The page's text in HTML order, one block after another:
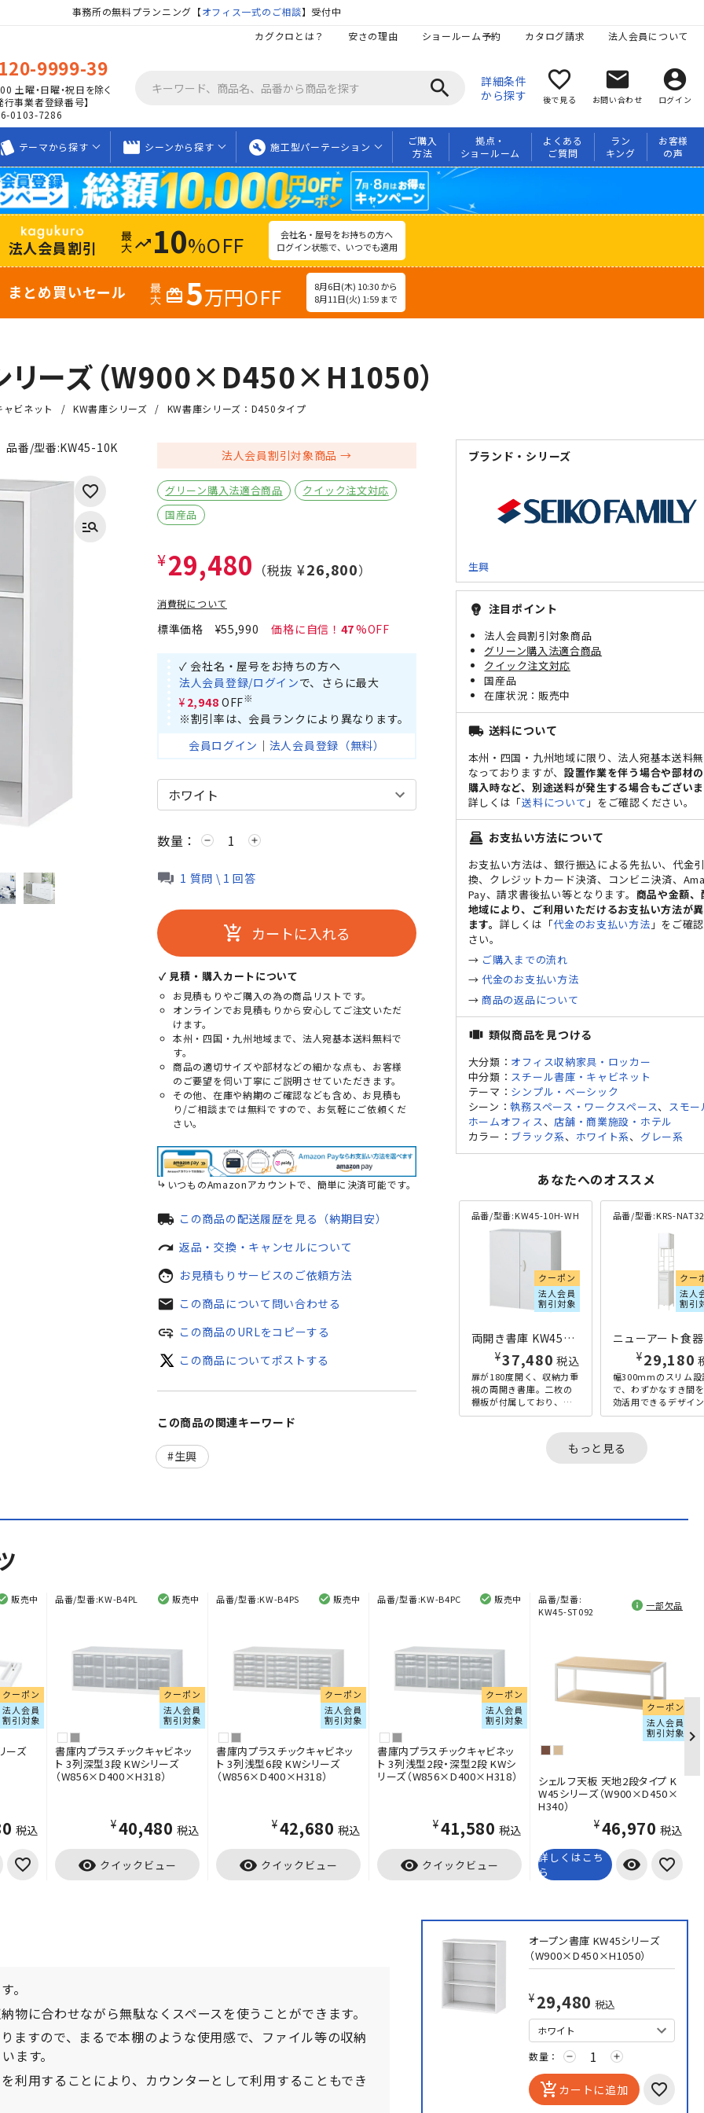
事務所の無料プランニング【オフィス一式のご相談】受付中
カグクロとは？
安さの理由 ショールーム予約 カタログ請求 法人会員について
9999-39
土曜・日曜・祝日を除く
行事業者登録番号】
0103-7286
search
詳細条件
から探す
favorite_border
後で見る
mail
お問い合わせ
account_circle
ログイン
テーマから探す movie_creation シーンから探す build_circle 施工型パーテーション
ご購入
方法
拠点・
ショールーム
よくある
ご質問
ラン
キング
お客様
の声
法人会員割引 trending_up 10%OFF
会社名・屋号をお持ちの方へ
ログイン状態で、いつでも適用
まとめ買いセール redeem 5万円OFF
8月6日(木) 10:30 から
8月11日(火) 1:59 まで
リーズ（W900×D450×H1050）
ビネット KW書庫シリーズ KW書庫シリーズ：D450タイプ
品番/型番:KW45-10K 法人会員割引対象商品
グリーン購入法適合商品
クイック注文対応
国産品
¥29,480 （税抜 ¥26,800）
消費税について
標準価格 ¥55,990 47
✓ 会社名・屋号をお持ちの方へ
法人会員登録/ログインで、さらに最大
¥2,948 OFF※
※割引率は、会員ランクにより異なります。
会員ログイン ｜ 法人会員登録（無料）
数量： remove add
1 質問 \ 1 回答
add_shopping_cart カートに入れる
✓ 見積・購入カートについて
お見積もりやご購入の為の商品リストです。
オンラインでお見積もりから安心してご注文いただ
けます。
本州・四国・九州地域まで、法人宛基本送料無料で
す。
商品の適切サイズや部材などの細かな点も、お客様
のご要望を伺い丁寧にご説明させていただきます。
その他、在庫や納期のご確認なども含め、お見積も
り/ご相談までは無料ですので、お気軽にご依頼くだ
さい。
いつものAmazonアカウントで、簡単に決済可能です。
local_shipping この商品の配送履歴を見る（納期目安）
redo 返品・交換・キャンセルについて
face お見積もりサービスのご依頼方法
mail この商品について問い合わせる
add_link この商品のURLをコピーする
この商品についてポストする
この商品の関連キーワード
生興
ブランド・シリーズ
生興
emoji_objects 注目ポイント
法人会員割引対象商品
グリーン購入法適合商品
クイック注文対応
国産品
販売中
local_shipping 送料について
本州・四国・九州地域に限り、法人宛基本送料
なっておりますが、 設置作業を伴う場合や部材
購入時など、別途送料が発生する場合もござい
詳しくは「送料について 」をご確認ください。
point_of_sale お支払い方法について
お支払い方法は、銀行振込による先払い、代金
換、クレジットカード決済、コンビニ決済、
Pay、請求書後払い等となります。 商品や金額、
地域により、ご利用いただけるお支払い方法が
ます。 詳しくは「代金のお支払い方法 」をご確
さい。
→ ご購入までの流れ
→代金のお支払い方法
→ 商品の返品について
view_carousel 類似商品を見つける
大分類： オフィス収納家具・ロッカー
中分類： スチール書庫・キャビネット
テーマ： シンプル・ベーシック
シーン：執務スペース・ワークスペース、 スモー
ホームオフィス、 店舗・商業施設・ホテル
カラー： ブラック系、 ホワイト系、 グレー系
あなたへのオススメ
品番/型番:KW45-10H-WH
クーポン
法人会員
割引対象
両開き書庫 KW45シリーズ W900×D450×H1050 ホワイト
¥37,480 税込
扉が180度開く、収納力重
視の両開き書庫。二枚の
棚板が付属しており、棚
板の間隔も、収納物に合
可能です。用途や人を選
品番/型番:KRS-NAT32CB-
クー
法人
割引
¥29,180
幅300mmのスリム設
で、わずかなすき間
効活用できるデザイ
に富んだアート食器
扉収納、中央にオー
スペー...
もっと見る
販売中
クーポン
法人会員
割引対象
ーズ
税込
品番/型番:KW-B4PL 販売中
クーポン
法人会員
割引対象
書庫内プラスチックキャビネッ
ト 3列深型3段 KWシリーズ
（W856×D400×H318）
¥40,480 税込
visibility クイックビュー
品番/型番:KW-B4PS 販売中
クーポン
法人会員
割引対象
書庫内プラスチックキャビネッ
ト 3列浅型6段 KWシリーズ
（W856×D400×H318）
¥42,680 税込
visibility クイックビュー
品番/型番:KW-B4PC 販売中
クーポン
法人会員
割引対象
書庫内プラスチックキャビネッ
ト 3列浅型2段・深型2段 KWシ
リーズ（W856×D400×H318）
¥41,580 税込
visibility クイックビュー
品番/型番:
KW45-ST092
一部欠品
クーポン
法人会員
割引対象
シェルフ天板 天地2段タイプ K
W45シリーズ（W900×D450×
H340）
¥46,970 税込
詳しくはこち
ら
visibility
。
物に合わせながら無駄なくスペースを使うことができます。
ますので、まるで本棚のような使用感で、ファイル等の収納
ます。
利用することにより、カウンターとして利用することもでき
オープン書庫 KW45シリーズ
（W900×D450×H1050）
¥29,480 税込
数量： remove add
add_shopping_cart カートに追加